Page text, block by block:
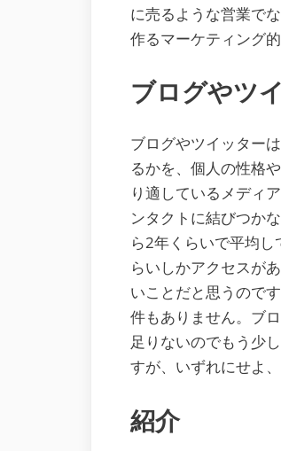
に売るような営業で
作るマーケティング
ブログやツ
ブログやツイッター
るかを、個人の性格
り適しているメディ
ンタクトに結びつか
ら2年くらいで平均
らいしかアクセスが
いことだと思うので
件もありません。ブ
足りないのでもう少
すが、いずれにせよ
紹介